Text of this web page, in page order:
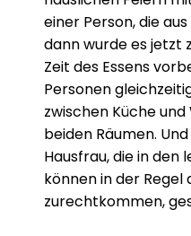
einer Person, die
dann wurde es jetzt
Zeit des Essens
Personen
zwischen Küche
beiden Räumen.
Hausfrau, die in
können in der
zurechtkommen,